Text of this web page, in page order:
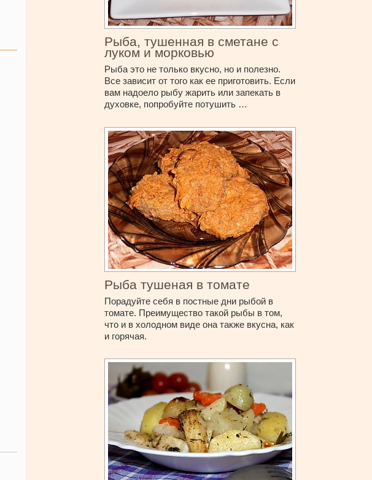
Рыба, тушенная в сметане с
луком и морковью
Рыба это не только вкусно, но и полезно.
Все зависит от того как ее приготовить. Если
вам надоело рыбу жарить или запекать в
духовке, попробуйте потушить …
Рыба тушеная в томате
Порадуйте себя в постные дни рыбой в
томате. Преимущество такой рыбы в том,
что и в холодном виде она также вкусна, как
и горячая.